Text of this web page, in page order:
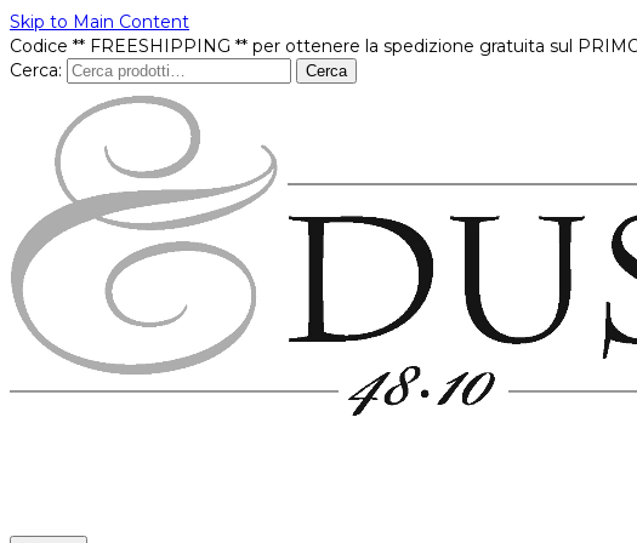
Skip to Main Content
Codice ** FREESHIPPING ** per ottenere la spedizione gratuita sul
Cerca:
Cerca